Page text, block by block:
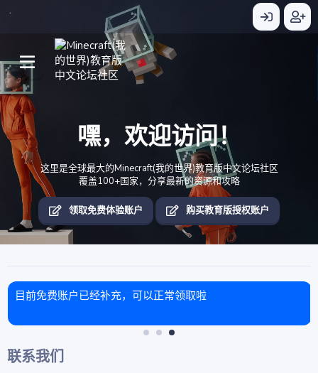
嘿，欢迎访问！
这里是全球最大的Minecraft(我的世界)教育版中文论坛社区
覆盖100+国家，分享最新的资源和攻略
领取免费体验账户 购买教育版授权账户
目前免费账户已经补充，可以正常领取啦
联系我们